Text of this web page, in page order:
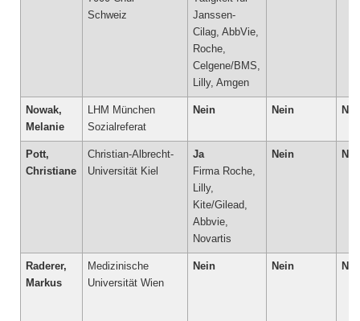
Schweiz
Janssen-
Cilag, AbbVie,
Roche,
Celgene/BMS,
Lilly, Amgen
Nowak,
Melanie
LHM München
Sozialreferat
Nein Nein
Pott,
Christiane
Christian-Albrecht-
Universität Kiel
Ja
Firma Roche,
Lilly,
Kite/Gilead,
Abbvie,
Novartis
Nein
Raderer,
Markus
Medizinische
Universität Wien
Nein Nein